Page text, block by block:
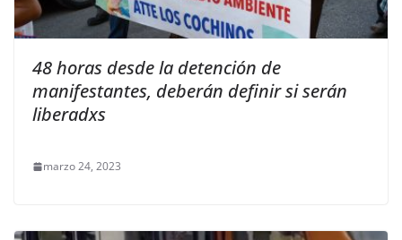
48 horas desde la detención de
manifestantes, deberán definir si serán
liberadxs
marzo 24, 2023